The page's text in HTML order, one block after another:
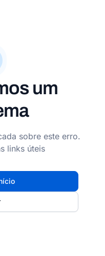
um
sobre este erro.
links úteis